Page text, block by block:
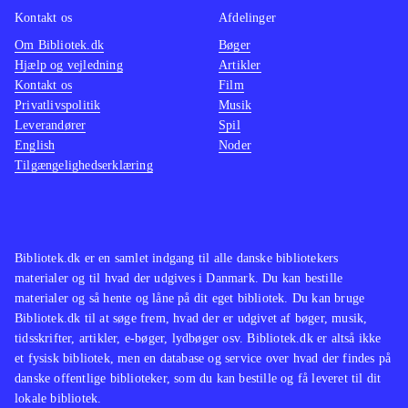
titler i serien, men med de nævnte
forbedringer og justeringer, er det
kun Fifa 12 der står mål
Et komplekst, men flot fodboldspil,
der er til den kræsne fodbold fan
Bibliotek.dk er en samlet indgang til alle danske bibliotekers
materialer og til hvad der udgives i Danmark. Du kan bestille
materialer og så hente og låne på dit eget bibliotek. Du kan bruge
Bibliotek.dk til at søge frem, hvad der er udgivet af bøger, musik,
tidsskrifter, artikler, e-bøger, lydbøger osv. Bibliotek.dk er altså ikke
et fysisk bibliotek, men en database og service over hvad der findes på
danske offentlige biblioteker, som du kan bestille og få leveret til dit
lokale bibliotek.
Kontakt os
Om Bibliotek.dk
Hjælp og vejledning
Kontakt os
Privatlivspolitik
Leverandører
English
Tilgængelighedserklæring
Afdelinger
Bøger
Artikler
Film
Musik
Spil
Noder